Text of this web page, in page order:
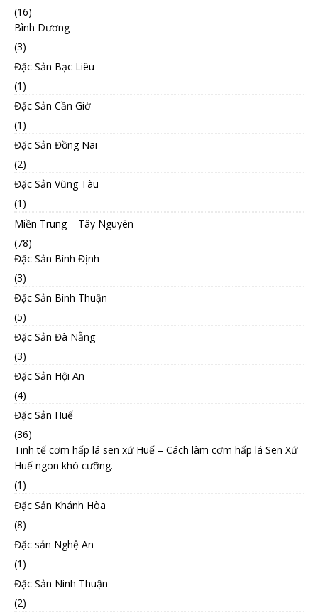
(16)
Bình Dương
(3)
Đặc Sản Bạc Liêu
(1)
Đặc Sản Cần Giờ
(1)
Đặc Sản Đồng Nai
(2)
Đặc Sản Vũng Tàu
(1)
Miền Trung – Tây Nguyên
(78)
Đặc Sản Bình Định
(3)
Đặc Sản Bình Thuận
(5)
Đặc Sản Đà Nẵng
(3)
Đặc Sản Hội An
(4)
Đặc Sản Huế
(36)
Tinh tế cơm hấp lá sen xứ Huế – Cách làm cơm hấp lá Sen Xứ
Huế ngon khó cưỡng.
(1)
Đặc Sản Khánh Hòa
(8)
Đặc sản Nghệ An
(1)
Đặc Sản Ninh Thuận
(2)